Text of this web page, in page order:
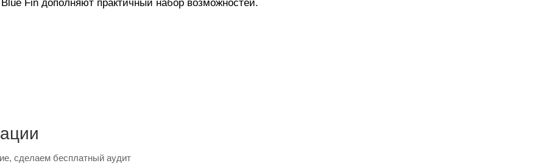
Fin дополняют практичный набор возможностей.
сделаем бесплатный аудит